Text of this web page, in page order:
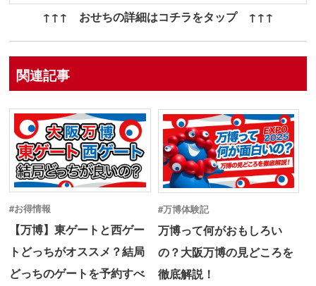
↑↑↑ おせちの詳細はコチラをタップ ↑↑↑
関連記事
#お得情報
【万博】東ゲートと西ゲー
トどっちがオススメ？結局
どっちのゲートを予約すべ
#万博体験記
万博って何がおもしろい
の？大阪万博の見どころを
徹底解説！